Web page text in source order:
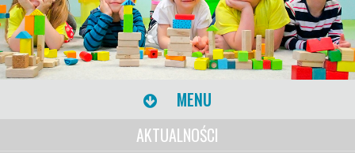
MENU
AKTUALNOŚCI